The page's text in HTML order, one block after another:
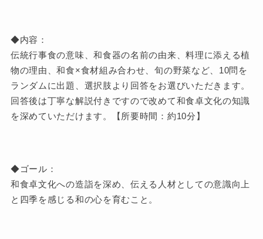
◆内容：
伝統行事食の意味、和食器の名前の由来、料理に添える植
物の理由、和食×食材組み合わせ、旬の野菜など、10問を
ランダムに出題、選択肢より回答をお選びいただきます。
回答後は丁寧な解説付きですので改めて和食卓文化の知識
を深めていただけます。【所要時間：約10分】
◆ゴール：
和食卓文化への造詣を深め、伝える人材としての意識向上
と四季を感じる和の心を育むこと。